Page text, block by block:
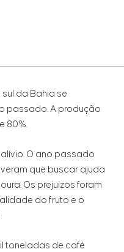
da Bahia se
passado. A produção
80%.
O ano passado
que buscar ajuda
Os prejuízos foram
do fruto e o
toneladas de café